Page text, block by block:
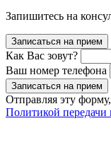
Запишитесь на
Записаться на прием
Как Вас зовут?
Ваш номер телефона
Записаться на прием
Отправляя эту
Политикой передачи